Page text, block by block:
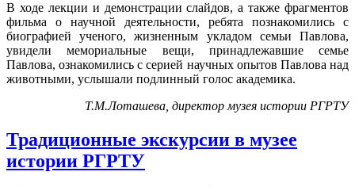
В ходе лекции и демонстрации слайдов, а также фрагментов
фильма о научной деятельности, ребята познакомились с
биографией ученого, жизненным укладом семьи Павлова,
увидели мемориальные вещи, принадлежавшие семье
Павлова, ознакомились с серией научных опытов Павлова над
животными, услышали подлинный голос академика.
Т.М.Лоташева, директор музея истории РГРТУ
Традиционные экскурсии в музее
истории РГРТУ